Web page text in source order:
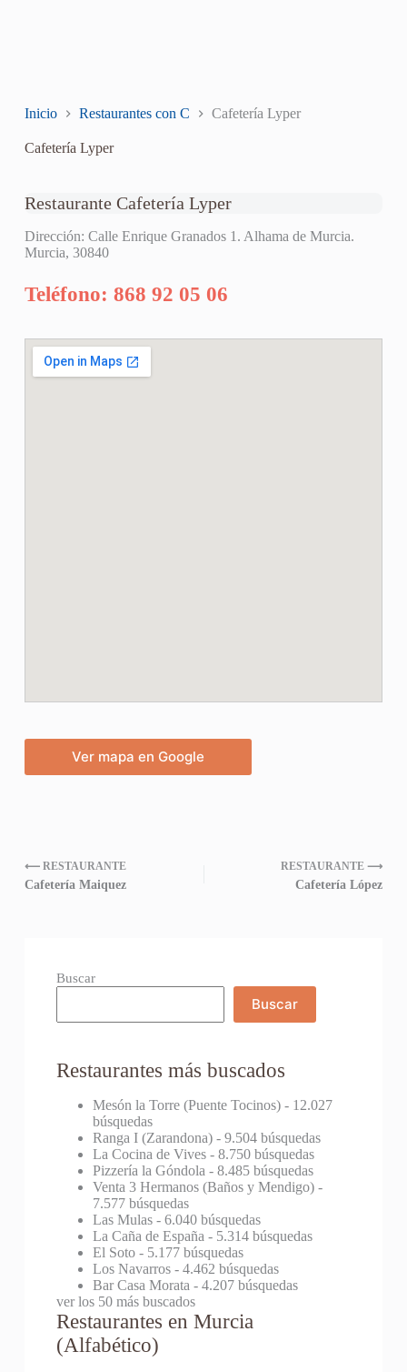
Inicio Restaurantes con C Cafetería Lyper
Cafetería Lyper
Restaurante Cafetería Lyper
Dirección: Calle Enrique Granados 1. Alhama de Murcia.
Murcia, 30840
Teléfono: 868 92 05 06
Ver mapa en Google
⟵ RESTAURANTE
Cafetería Maiquez
RESTAURANTE ⟶
Cafetería López
Buscar
Buscar
Restaurantes más buscados
Mesón la Torre (Puente Tocinos)- 12.027
búsquedas
Ranga I (Zarandona)- 9.504 búsquedas
La Cocina de Vives- 8.750 búsquedas
Pizzería la Góndola - 8.485 búsquedas
Venta 3 Hermanos (Baños y Mendigo)-
7.577 búsquedas
Las Mulas- 6.040 búsquedas
La Caña de España - 5.314 búsquedas
El Soto- 5.177 búsquedas
Los Navarros- 4.462 búsquedas
Bar Casa Morata - 4.207 búsquedas
ver los 50 más buscados
Restaurantes en Murcia
(Alfabético)